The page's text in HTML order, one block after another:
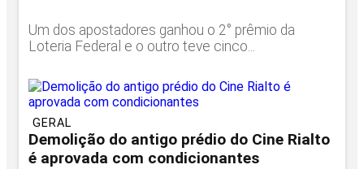
Um dos apostadores ganhou o 2° prêmio da
Loteria Federal e o outro teve cinco...
GERAL
Demolição do antigo prédio do Cine Rialto
é aprovada com condicionantes